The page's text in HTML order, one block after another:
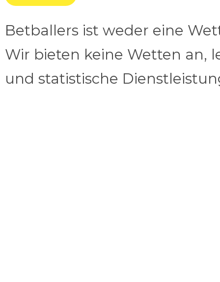
Betballers ist weder eine
Wir bieten keine Wetten an,
und statistische